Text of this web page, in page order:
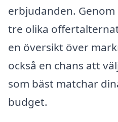
erbjudanden.
tre olika
en översikt över
också en chans att
som bäst matchar
budget.